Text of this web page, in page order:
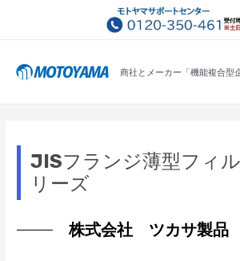
商社とメーカー「機能複合型
JISフランジ薄型フィ
リーズ
株式会社 ツカサ製品